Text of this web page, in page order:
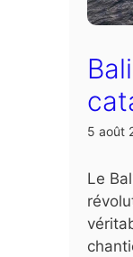
5 août
Le